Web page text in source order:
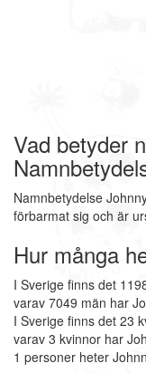
Vad betyder
Namnbetydelse
förbarmat sig och är
Hur många
I Sverige finns det
varav 7049 män har
I Sverige finns det 23
varav 3 kvinnor har
1 personer heter